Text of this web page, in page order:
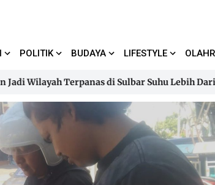
POLITIK BUDAYA LIFESTYLE
Terpanas di Sulbar Suhu Lebih Dari 33
Terpanas di Sulbar Suhu Lebih Dari 33